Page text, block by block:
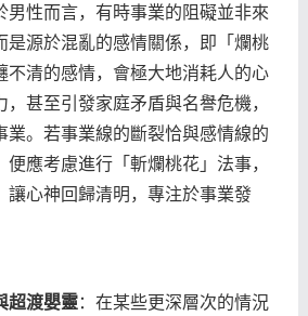
男性而言，有時事業的阻礙並非來
是源於混亂的感情關係，即「爛桃
不清的感情，會極大地消耗人的心
，甚至引發家庭矛盾與名譽危機，
業。若事業線的斷裂恰與感情線的
便應考慮進行「斬爛桃花」法事，
讓心神回歸清明，專注於事業發
超渡嬰靈：在某些更深層次的情況